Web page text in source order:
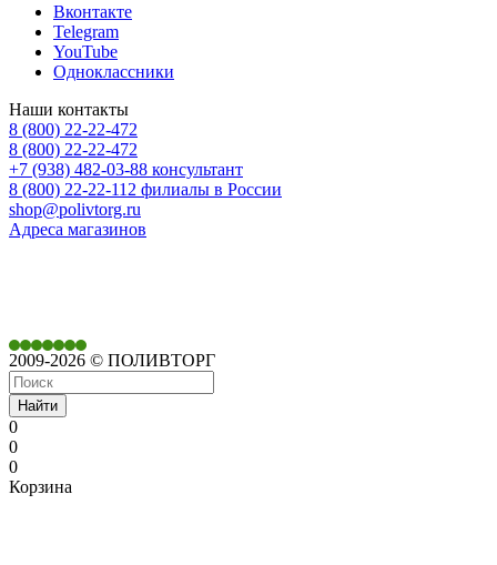
Вконтакте
Telegram
YouTube
Одноклассники
Наши контакты
8 (800) 22-22-472
8 (800) 22-22-472
+7 (938) 482-03-88 консультант
8 (800) 22-22-112 филиалы в России
shop@polivtorg.ru
Адреса магазинов
2009-2026 © ПОЛИВТОРГ
Найти
0
0
0
Корзина